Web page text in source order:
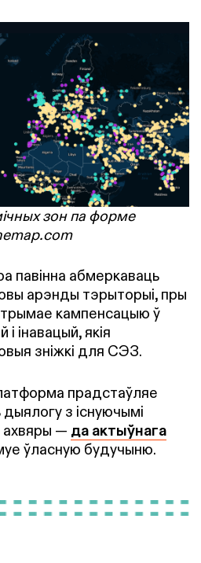
зон па форме
павінна абмеркаваць
арэнды тэрыторыі, пры
кампенсацыю ў
інавацый, якія
зніжкі для СЭЗ.
прадстаўляе
з існуючымі
ахвяры — да актыўнага
ўласную будучыню.